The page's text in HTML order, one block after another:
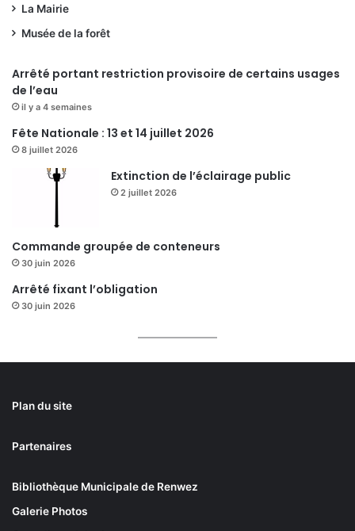
La Mairie
Musée de la forêt
Arrêté portant restriction provisoire de certains usages
de l’eau
il y a 4 semaines
Fête Nationale : 13 et 14 juillet 2026
8 juillet 2026
Extinction de l’éclairage public
2 juillet 2026
Commande groupée de conteneurs
30 juin 2026
Arrêté fixant l’obligation
30 juin 2026
Plan du site
Partenaires
Bibliothèque Municipale de Renwez
Galerie Photos